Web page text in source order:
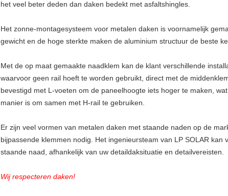
het veel beter deden dan daken bedekt met asfaltshingles.
Het zonne-montagesysteem voor metalen daken is voornamelijk
gewicht en de hoge sterkte maken de aluminium structuur de beste
Met de op maat gemaakte naadklem kan de klant verschillende
waarvoor geen rail hoeft te worden gebruikt, direct met de
bevestigd met L-voeten om de paneelhoogte iets hoger te maken,
manier is om samen met H-rail te gebruiken.
Er zijn veel vormen van metalen daken met staande naden op de
bijpassende klemmen nodig. Het ingenieursteam van LP SOLAR
staande naad, afhankelijk van uw detaildaksituatie en detailvereisten.
Wij respecteren daken!